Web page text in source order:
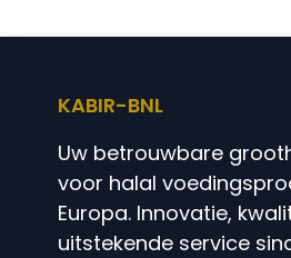
KABIR-BNL
Uw betrouwbare
voor halal
Europa. Innovatie,
uitstekende service